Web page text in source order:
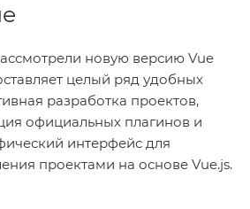
новую версию Vue
целый ряд удобных
разработка проектов,
официальных плагинов и
интерфейс для
проектами на основе Vue.js.